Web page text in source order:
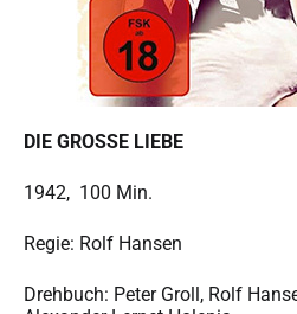
DIE GROSSE LIEBE
1942, 100 Min.
Regie: Rolf Hansen
Drehbuch: Peter Groll, Rolf